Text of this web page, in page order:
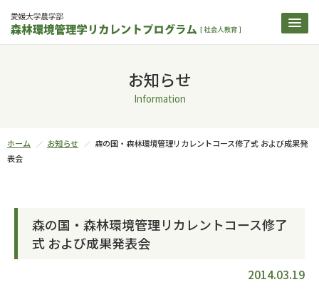
お知らせ
Information
ホーム お知らせ
森の国・森林環境管理リカレントコース修了式 および成果発
表会
森の国・森林環境管理リカレントコース修了
式 および成果発表会
2014.03.19